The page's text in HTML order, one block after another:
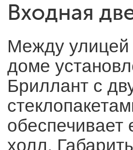
Входная
Между
доме
Бриллант с
холл.